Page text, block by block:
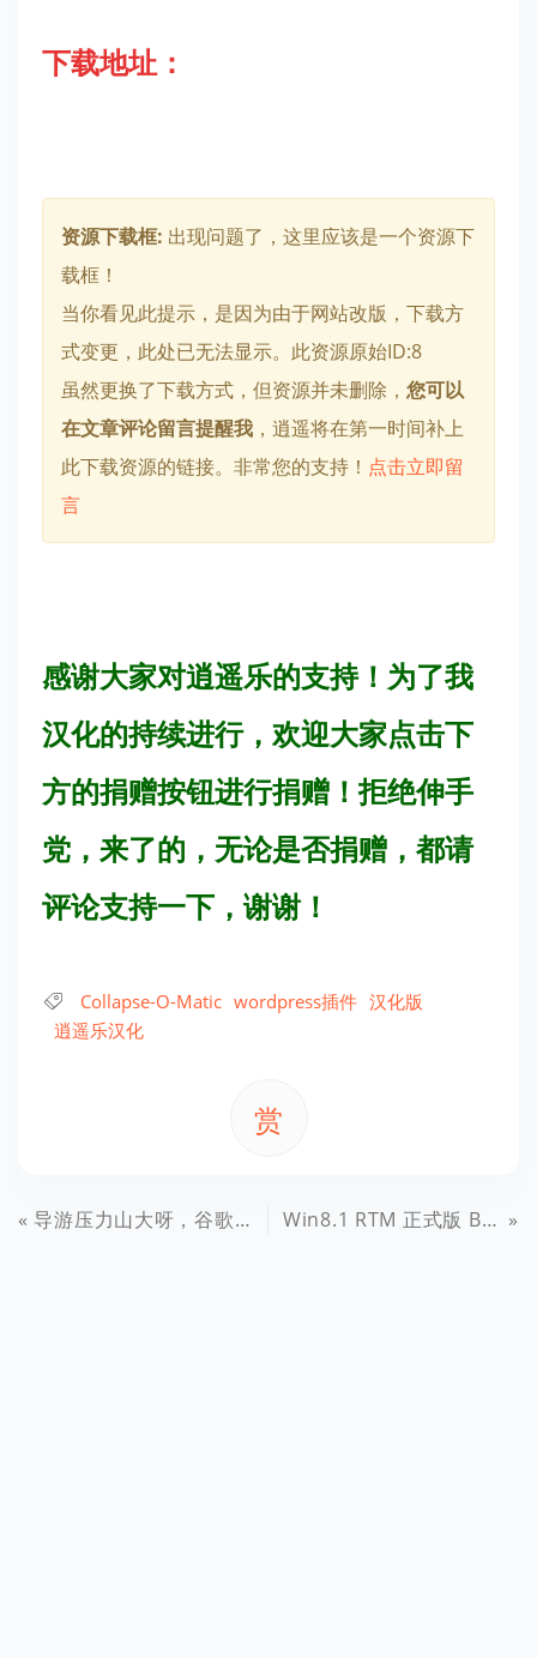
下载地址：
资源下载框: 出现问题了，这里应该是一个资源下
载框！
当你看见此提示，是因为由于网站改版，下载方
式变更，此处已无法显示。此资源原始ID:8
虽然更换了下载方式，但资源并未删除， 您可以
在文章评论留言提醒我 ，逍遥将在第一时间补上
此下载资源的链接。非常您的支持！ 点击立即留
言
感谢大家对逍遥乐的支持！为了我
汉化的持续进行，欢迎大家点击下
方的捐赠按钮进行捐赠！拒绝伸手
党，来了的，无论是否捐赠，都请
评论支持一下，谢谢！
Collapse-O-Matic wordpress插件 汉化版
逍遥乐汉化
赏
导游压力山大呀，谷歌眼镜迎来“实地旅游”应用！ Win8.1 RTM 正式版 Build 9600 企业版（简体中文版）下载泄露